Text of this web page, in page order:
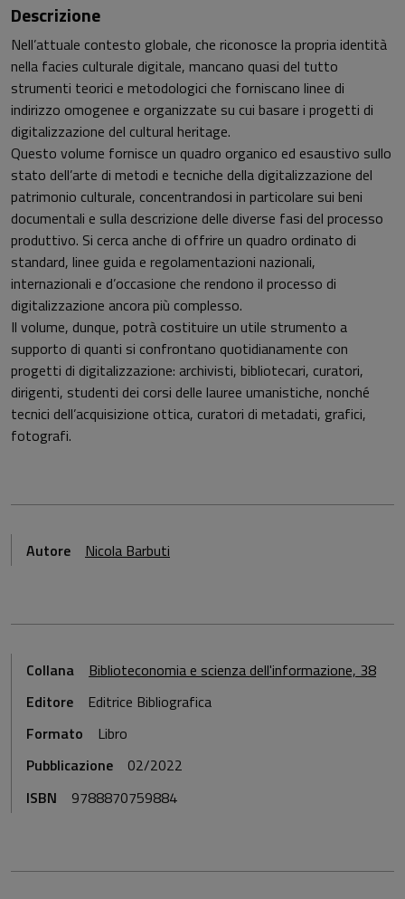
Descrizione
Nell’attuale contesto globale, che riconosce la propria identità
nella facies culturale digitale, mancano quasi del tutto
strumenti teorici e metodologici che forniscano linee di
indirizzo omogenee e organizzate su cui basare i progetti di
digitalizzazione del cultural heritage.
Questo volume fornisce un quadro organico ed esaustivo sullo
stato dell’arte di metodi e tecniche della digitalizzazione del
patrimonio culturale, concentrandosi in particolare sui beni
documentali e sulla descrizione delle diverse fasi del processo
produttivo. Si cerca anche di offrire un quadro ordinato di
standard, linee guida e regolamentazioni nazionali,
internazionali e d’occasione che rendono il processo di
digitalizzazione ancora più complesso.
Il volume, dunque, potrà costituire un utile strumento a
supporto di quanti si confrontano quotidianamente con
progetti di digitalizzazione: archivisti, bibliotecari, curatori,
dirigenti, studenti dei corsi delle lauree umanistiche, nonché
tecnici dell’acquisizione ottica, curatori di metadati, grafici,
fotografi.
Autore Nicola Barbuti
Collana
Biblioteconomia e scienza dell'informazione, 38
Editore
Editrice Bibliografica
Formato
Libro
Pubblicazione
02/2022
ISBN
9788870759884